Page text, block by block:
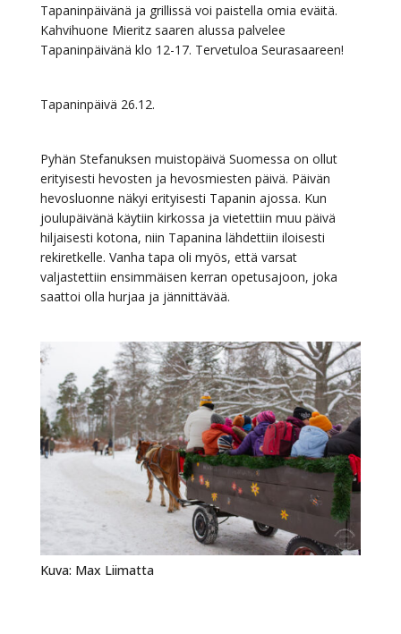
Tapaninpäivänä ja grillissä voi paistella omia eväitä.
Kahvihuone Mieritz saaren alussa palvelee
Tapaninpäivänä klo 12-17. Tervetuloa Seurasaareen!
Tapaninpäivä 26.12.
Pyhän Stefanuksen muistopäivä Suomessa on ollut
erityisesti hevosten ja hevosmiesten päivä. Päivän
hevosluonne näkyi erityisesti Tapanin ajossa. Kun
joulupäivänä käytiin kirkossa ja vietettiin muu päivä
hiljaisesti kotona, niin Tapanina lähdettiin iloisesti
rekiretkelle. Vanha tapa oli myös, että varsat
valjastettiin ensimmäisen kerran opetusajoon, joka
saattoi olla hurjaa ja jännittävää.
Kuva: Max Liimatta